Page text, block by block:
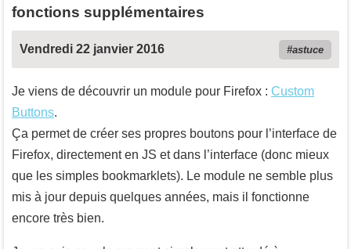
fonctions supplémentaires
Vendredi 22 janvier 2016 astuce
Je viens de découvrir un module pour Firefox : Custom
Buttons.
Ça permet de créer ses propres boutons pour l’interface de
Firefox, directement en JS et dans l’interface (donc mieux
que les simples bookmarklets). Le module ne semble plus
mis à jour depuis quelques années, mais il fonctionne
encore très bien.